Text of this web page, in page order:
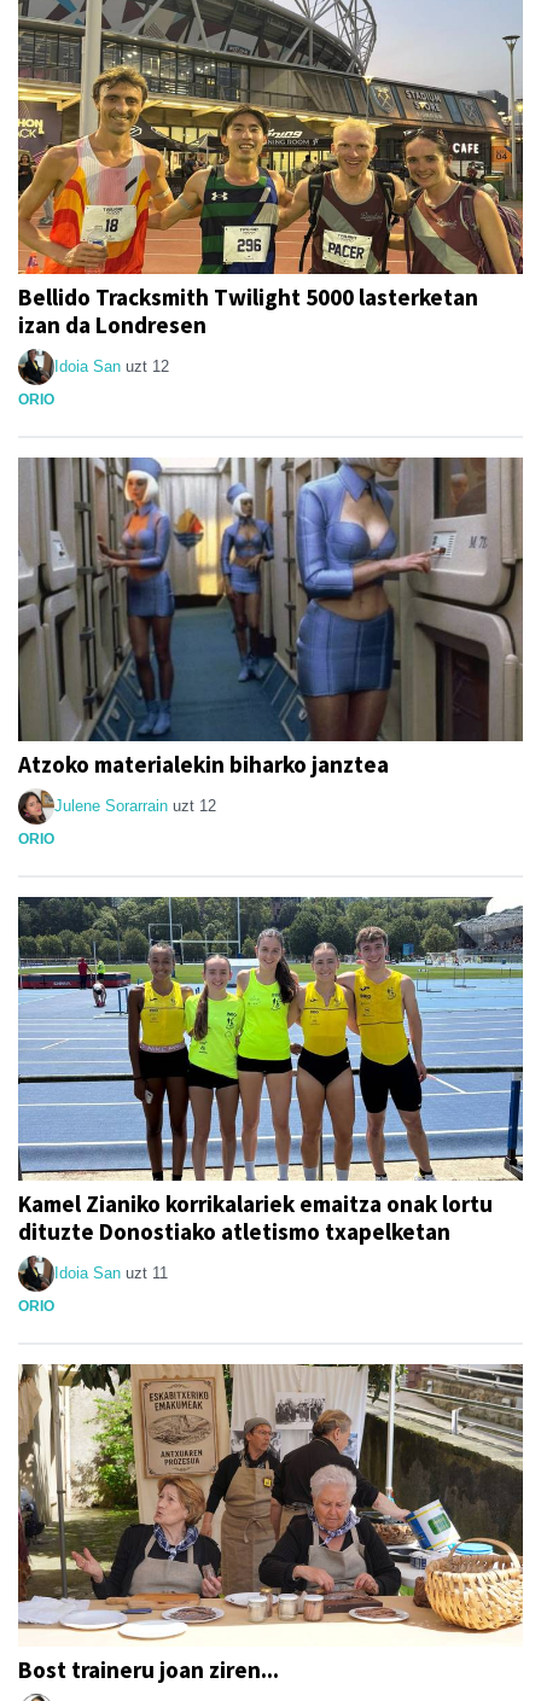
Bellido Tracksmith Twilight 5000 lasterketan
izan da Londresen
Idoia San uzt 12
ORIO
Atzoko materialekin biharko janztea
Julene Sorarrain uzt 12
ORIO
Kamel Zianiko korrikalariek emaitza onak lortu
dituzte Donostiako atletismo txapelketan
Idoia San uzt 11
ORIO
Bost traineru joan ziren...